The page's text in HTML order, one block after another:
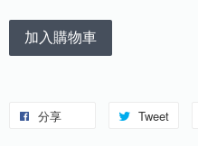
加入購物車
分享 Tweet